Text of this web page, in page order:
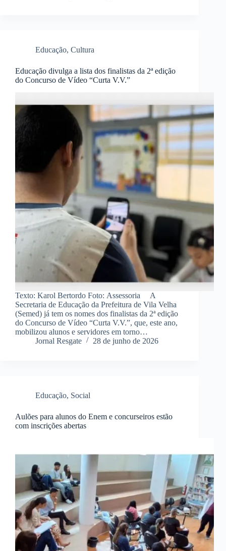
Educação, Cultura
Educação divulga a lista dos finalistas da 2ª edição
do Concurso de Vídeo “Curta V.V.”
Texto: Karol Bertordo Foto: Assessoria A
Secretaria de Educação da Prefeitura de Vila Velha
(Semed) já tem os nomes dos finalistas da 2ª edição
do Concurso de Vídeo “Curta V.V.”, que, este ano,
mobilizou alunos e servidores em torno…
Jornal Resgate
28 de junho de 2026
Educação, Social
Aulões para alunos do Enem e concurseiros estão
com inscrições abertas